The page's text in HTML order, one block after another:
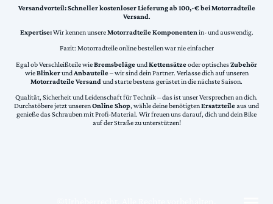
Versandvorteil:Schneller kostenloser Lieferung ab 100,-€ bei Motorradteile
Versand.
Expertise:Wir kennen unsereMotorradteile Komponentenin- und auswendig.
Fazit: Motorradteile online bestellen war nie einfacher
Egal ob Verschleißteile wieBremsbelägeundKettensätzeoder optischesZubehör
wieBlinkerundAnbauteile– wir sind dein Partner. Verlasse dich auf unseren
Motorradteile Versand und starte bestens gerüstet in die nächste Saison.
Qualität, Sicherheit und Leidenschaft für Technik – das ist unser Versprechen an dich.
Durchstöbere jetzt unserenOnline Shop, wähle deine benötigtenErsatzteileaus und
genieße das Schrauben mit Profi-Material. Wir freuen uns darauf, dich und dein Bike
auf der Straße zu unterstützen!